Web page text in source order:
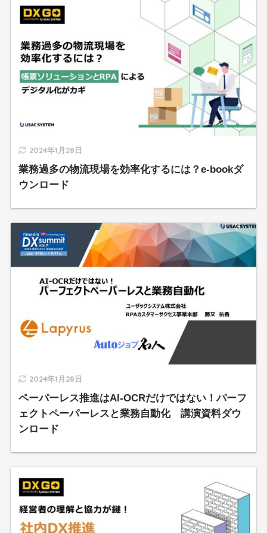
2024年1月28日
業務過多の物流現場を効率化するには？e-bookダ
ウンロード
2024年1月28日
ペーパーレス推進はAI-OCRだけではない！パーフ
ェクトペーパーレスと業務自動化 講演資料ダウ
ンロード